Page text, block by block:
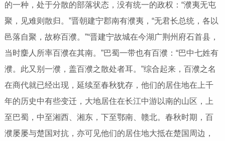
的一种，处于分散的部落状态，没有统一的政权：“濮夷无屯
聚，见难则散归。”晋朝建宁郡南有濮夷，“无君长总统，各以
邑落自聚，故称百濮。”“晋建宁故城在今湖广荆州府石首县，
当时麇人所率百濮在其南。”巴蜀一带也有百濮：“巴中七姓有
濮。此又别一濮，盖百濮之散处者耳。”综合起来，百濮之名
在商代就已经出现，延续至春秋犹存，他们的居住地在上千
年的历史中有些变迁，大地居住在长江中游以南的山区，上
至巴蜀，中至湘西、湘东，下至鄂南、赣北。春秋时期，百
濮屡屡与楚国对抗，亦可见他们的居住地大抵在楚国周边，